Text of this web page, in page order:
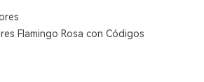
Flamingo Rosa con Códigos